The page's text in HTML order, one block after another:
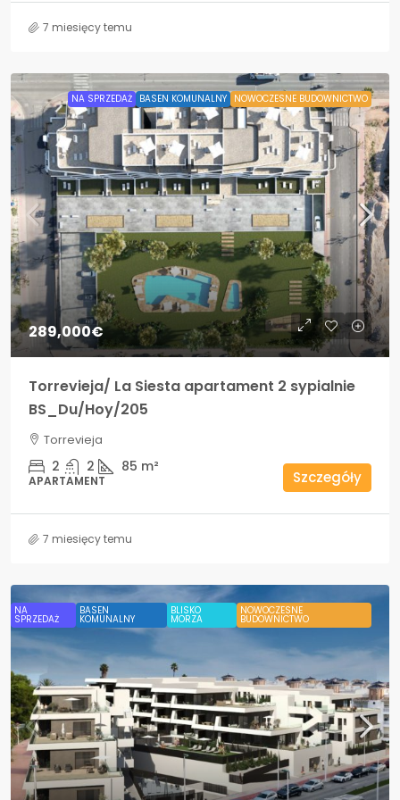
7 miesięcy temu
NA SPRZEDAŻ BASEN KOMUNALNY NOWOCZESNE BUDOWNICTWO
289,000€
Torrevieja/ La Siesta apartament 2 sypialnie
BS_Du/Hoy/205
Torrevieja
2 2 85 m²
APARTAMENT Szczegóły
7 miesięcy temu
NA
SPRZEDAŻ
BASEN
KOMUNALNY
BLISKO
MORZA
NOWOCZESNE
BUDOWNICTWO